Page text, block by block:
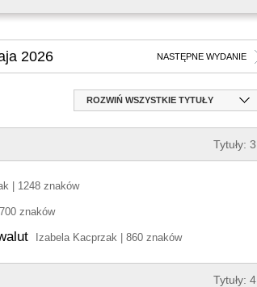
2026 NASTĘPNE WYDANIE
ROZWIŃ WSZYSTKIE TYTUŁY
Tytuły: 3
| 1248 znaków
znaków
Izabela Kacprzak | 860 znaków
Tytuły: 4